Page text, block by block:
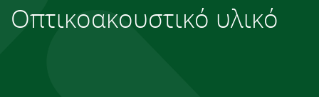
Οπτικοακουστικό υλικό